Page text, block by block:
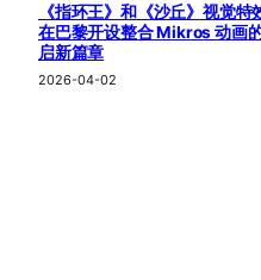
《指环王》和《沙丘》视觉特
在巴黎开设整合 Mikros 动画
启新篇章
2026-04-02